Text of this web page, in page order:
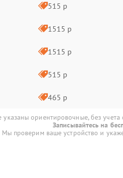
515 р
1515 р
1515 р
515 р
465 р
ориентировочные, без учета
Записывайтесь на
Мы проверим ваше устройство и